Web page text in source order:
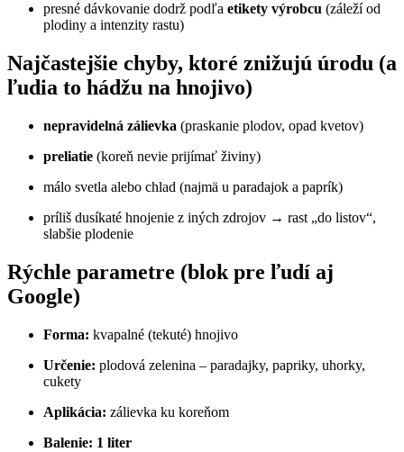
presné dávkovanie dodrž podľa etikety výrobcu (záleží od
plodiny a intenzity rastu)
Najčastejšie chyby, ktoré znižujú úrodu (a
ľudia to hádžu na hnojivo)
nepravidelná zálievka (praskanie plodov, opad kvetov)
preliatie (koreň nevie prijímať živiny)
málo svetla alebo chlad (najmä u paradajok a paprík)
príliš dusíkaté hnojenie z iných zdrojov → rast „do listov“,
slabšie plodenie
Rýchle parametre (blok pre ľudí aj
Google)
Forma: kvapalné (tekuté) hnojivo
Určenie: plodová zelenina – paradajky, papriky, uhorky,
cukety
Aplikácia: zálievka ku koreňom
Balenie: 1 liter